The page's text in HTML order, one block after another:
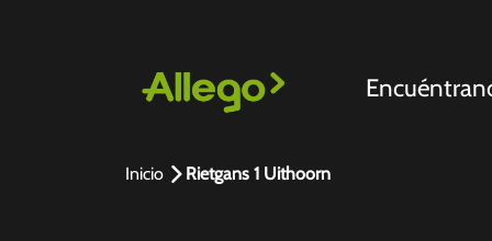
Inicio Rietgans 1 Uithoorn